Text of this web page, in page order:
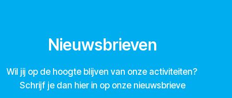
Nieuwsbrieven
Wil jij op de hoogte blijven van onze activiteiten?
Schrijf je dan hier in op onze nieuwsbrieve